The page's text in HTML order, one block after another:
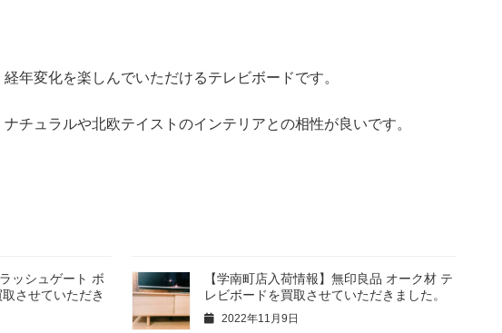
年変化を楽しんでいただけるテレビボードです。
チュラルや北欧テイストのインテリアとの相性が良いです。
ッシュゲート ボ
させていただき
【学南町店入荷情報】無印良品 オーク材 テ
レビボードを買取させていただきました。
2022年11月9日